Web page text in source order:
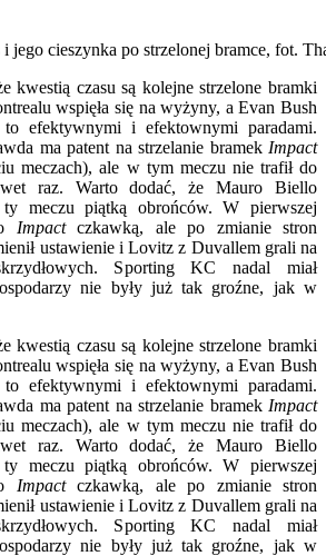
i jego cieszynka po strzelonej bramce, fot.
kwestią czasu są kolejne strzelone bramki
wspięła się na wyżyny, a Evan Bush
efektywnymi i efektownymi paradami.
ma patent na strzelanie bramek Impact
meczach), ale w tym meczu nie trafił do
raz. Warto dodać, że Mauro Biello
meczu piątką obrońców. W pierwszej
Impactczkawką, ale po zmianie stron
ustawienie i Lovitz z Duvallem grali na
Sporting KC nadal miał
nie były już tak groźne, jak w
kwestią czasu są kolejne strzelone bramki
wspięła się na wyżyny, a Evan Bush
efektywnymi i efektownymi paradami.
ma patent na strzelanie bramek Impact
meczach), ale w tym meczu nie trafił do
raz. Warto dodać, że Mauro Biello
meczu piątką obrońców. W pierwszej
Impactczkawką, ale po zmianie stron
ustawienie i Lovitz z Duvallem grali na
Sporting KC nadal miał
nie były już tak groźne, jak w